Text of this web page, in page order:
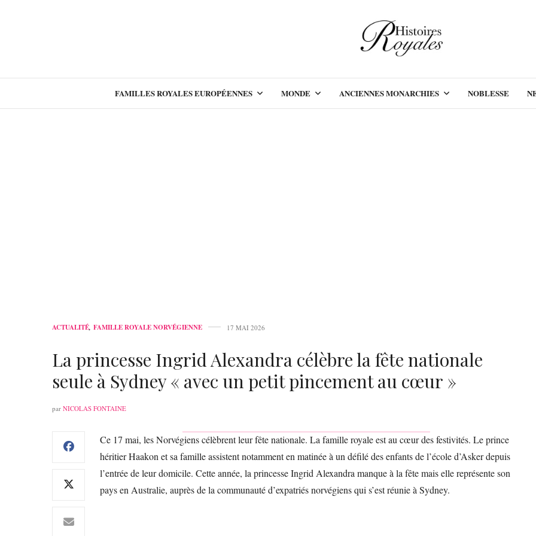
FAMILLES ROYALES EUROPÉENNES MONDE ANCIENNES MONARCHIES NOBLESSE
ACTUALITÉ, FAMILLE ROYALE NORVÉGIENNE 17 MAI 2026
La princesse Ingrid Alexandra célèbre la fête nationale
seule à Sydney « avec un petit pincement au cœur »
par NICOLAS FONTAINE
Ce 17 mai, les Norvégiens célèbrent leur fête nationale. La famille royale est au cœur des festivités. Le prince
héritier Haakon et sa famille assistent notamment en matinée à un défilé des enfants de l’école d’Asker depuis
l’entrée de leur domicile. Cette année, la princesse Ingrid Alexandra manque à la fête mais elle représente son
pays en Australie, auprès de la communauté d’expatriés norvégiens qui s’est réunie à Sydney.